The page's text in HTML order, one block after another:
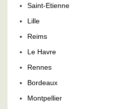
Saint-Etienne
Lille
Reims
Le Havre
Rennes
Bordeaux
Montpellier